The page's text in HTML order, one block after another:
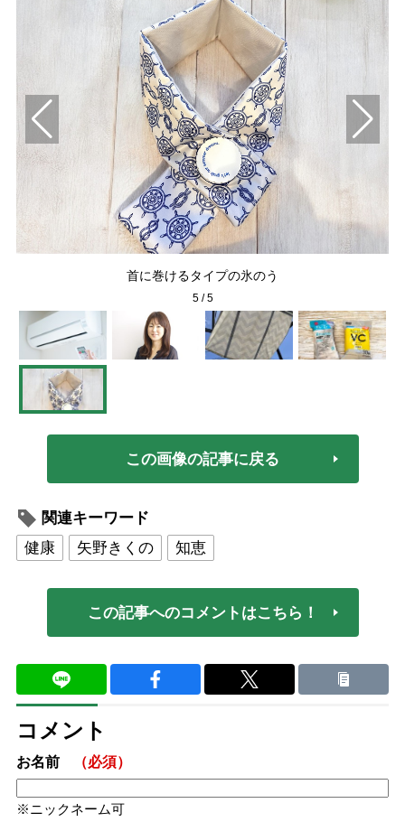
首に巻けるタイプの氷のう
5/5
この画像の記事に戻る
関連キーワード
健康
矢野きくの 知恵
この記事へのコメントはこちら！
コメント
お名前 （必須）
ニックネーム可